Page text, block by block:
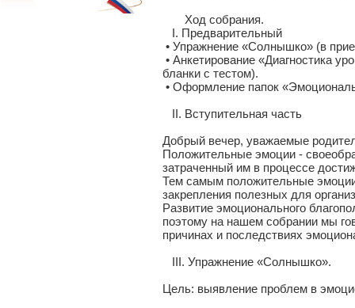
Ход собрания.
I. Предварительный
• Упражнение «Солнышко» (в
• Анкетирование «Диагностика
бланки с тестом).
• Оформление папок
II. Вступительная часть
Добрый вечер, уважаемые
Положительные эмоции -
затраченный им в процессе
Тем самым положительные
закрепления полезных для
Развитие эмоционального
поэтому на нашем собрании мы
причинах и последствиях
III. Упражнение «Солнышко».
Цель: выявление проблем в